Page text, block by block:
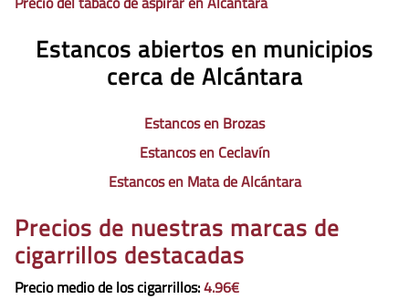
Estancos abiertos en municipios
cerca de Alcántara
Estancos en Brozas
Estancos en Ceclavín
Estancos en Mata de Alcántara
Precios de nuestras marcas de
cigarrillos destacadas
Precio medio de los cigarrillos:4.96€